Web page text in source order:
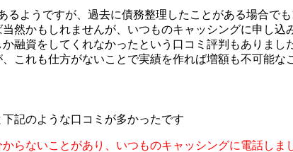
ようですが、過去に債務整理したことがある場合でも
然かもしれませんが、いつものキャッシングに申し込
融資をしてくれなかったという口コミ評判もありまし
これも仕方がないことで実績を作れば増額も不可能な
記のような口コミが多かったです
らないことがあり、いつものキャッシングに電話し